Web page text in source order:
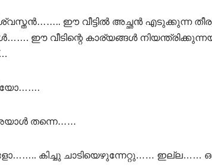
ഈ വീട്ടിൽ അച്ഛൻ എടുക്കുന്ന
ഈ വീടിന്റെ കാര്യങ്ങൾ
തന്നെ……
കിച്ചു ചാടിയെഴുന്നേറ്റു…… ഇല്ല……